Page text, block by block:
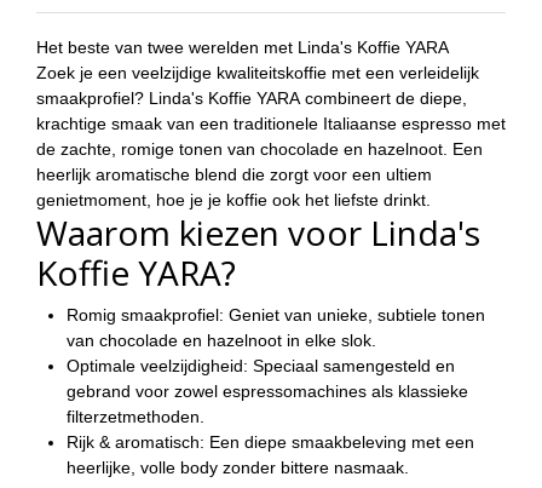
Het beste van twee werelden met Linda's Koffie YARA
Zoek je een veelzijdige kwaliteitskoffie met een verleidelijk
smaakprofiel? Linda's Koffie YARAcombineert de diepe,
krachtige smaak van een traditionele Italiaanse espresso met
de zachte, romige tonen van chocolade en hazelnoot. Een
heerlijk aromatische blend die zorgt voor een ultiem
genietmoment, hoe je je koffie ook het liefste drinkt.
Waarom kiezen voor Linda's
Koffie YARA?
Romig smaakprofiel: Geniet van unieke, subtiele tonen
van chocolade en hazelnoot in elke slok.
Optimale veelzijdigheid: Speciaal samengesteld en
gebrand voor zowel espressomachines als klassieke
filterzetmethoden.
Rijk & aromatisch: Een diepe smaakbeleving met een
heerlijke, volle body zonder bittere nasmaak.